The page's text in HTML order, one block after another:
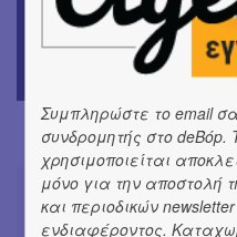
ΕΙΚΑΣΤΙΚΑ
Θανάσης Λάλας-Κώστας
εικόνες και λέξεις
Συμπληρώστε το email
συνδρομητής στο
χρησιμοποιείται
μόνο για την αποστολή
και περιοδικών
ενδιαφέροντος.